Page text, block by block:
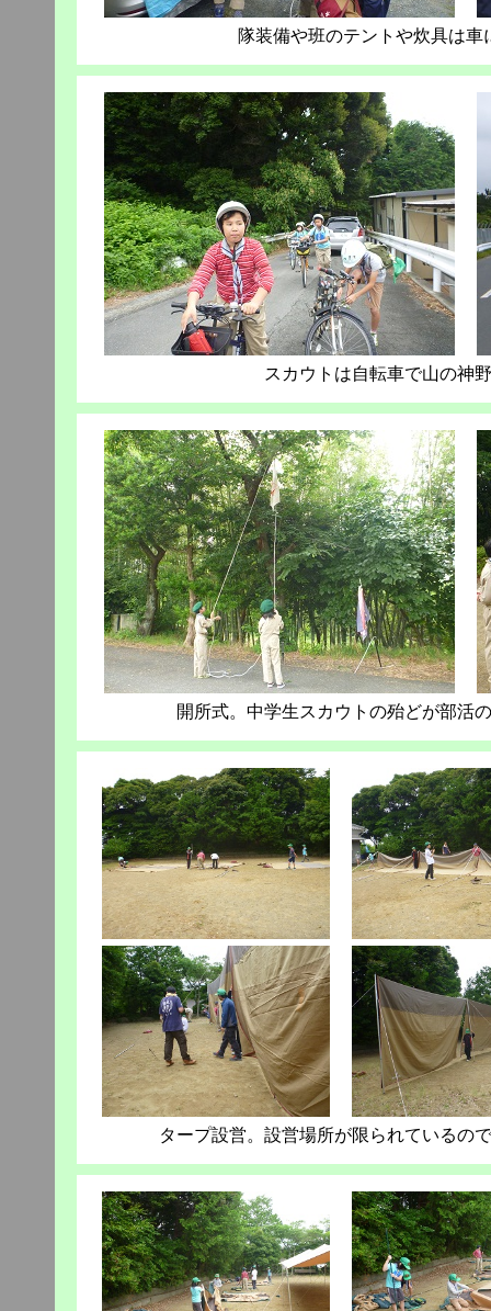
隊装備や班のテントや炊具は
スカウトは自転車で山の神
開所式。中学生スカウトの殆どが部活
タープ設営。設営場所が限られているの